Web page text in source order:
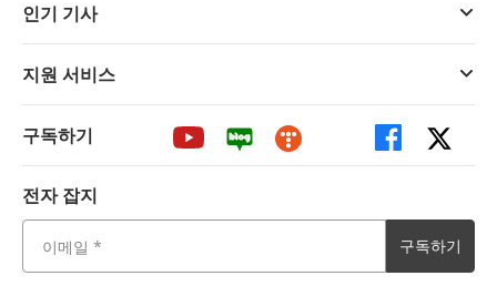
인기 기사
지원 서비스
구독하기
전자 잡지
구독하기